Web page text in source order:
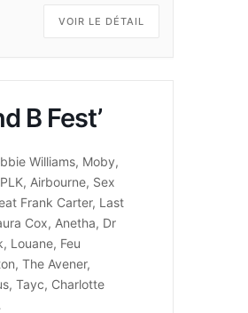
VOIR LE DÉTAIL
B Fest’
Williams, Moby,
Airbourne, Sex
Frank Carter, Last
Cox, Anetha, Dr
Louane, Feu
The Avener,
Tayc, Charlotte